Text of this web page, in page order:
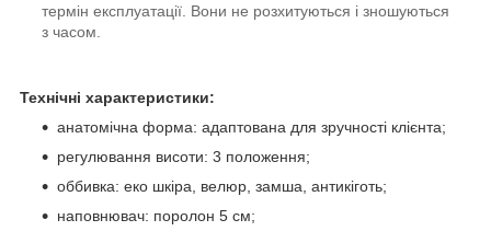
термін експлуатації. Вони не розхитуються і зношуються
з часом.
Технічні характеристики:
анатомічна форма: адаптована для зручності клієнта;
регулювання висоти: 3 положення;
оббивка: еко шкіра, велюр, замша, антикіготь;
наповнювач: поролон 5 см;